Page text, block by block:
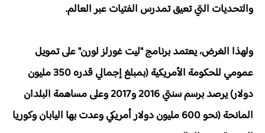
والتحديات التي تعيق تمدرس الفتيات عبر العالم.
ولهذا الغرض، يعتمد برنامج "ليت غورلز لورن" على تمويل
عمومي للحكومة الأمريكية (بمبلغ إجمالي قدره 350 مليون
دولار) يرصد برسم سنتي 2016 و2017 وعلى مساهمة البلدان
المانحة (نحو 600 مليون دولار أمريكي وعدت بها اليابان وكوريا